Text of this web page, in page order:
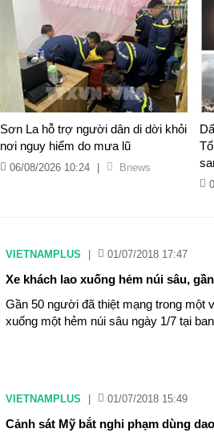
Sơn La hỗ trợ người dân di dời khỏi
nơi nguy hiểm do mưa lũ
06/08/2026 10:24 Bnews
VIETNAMPLUS 01/07/2018 17:47
Xe khách lao xuống hẻm núi sâu,
Gần 50 người đã thiệt mạng trong một
xuống một hẻm núi sâu ngày 1/7 tại
VIETNAMPLUS 01/07/2018 15:49
Cảnh sát Mỹ bắt nghi phạm dùng